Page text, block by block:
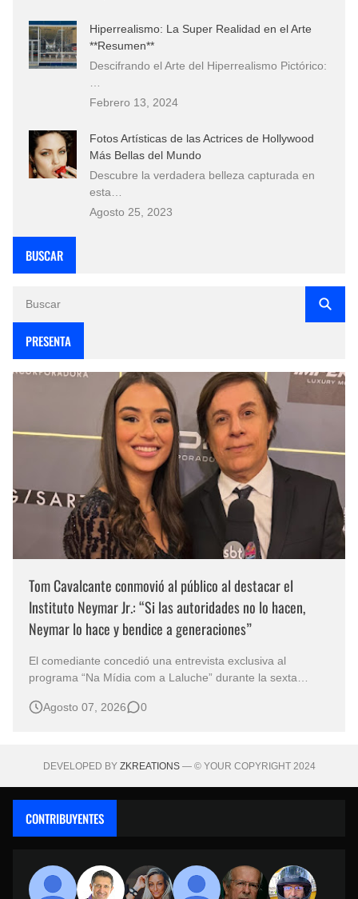
Hiperrealismo: La Super Realidad en el Arte
**Resumen**
Descifrando el Arte del Hiperrealismo Pictórico:
Febrero 13, 2024
Fotos Artísticas de las Actrices de Hollywood
Más Bellas del Mundo
Descubre la verdadera belleza capturada en
esta…
Agosto 25, 2023
BUSCAR
PRESENTA
Tom Cavalcante conmovió al público al destacar el
Instituto Neymar Jr.: “Si las autoridades no lo hacen,
Neymar lo hace y bendice a generaciones”
El comediante concedió una entrevista exclusiva al
programa “Na Mídia com a Laluche” durante la sexta
eventos benéficos más importantes de Brasil. En medio del
Agosto 07, 2026 0
DEVELOPED BY ZKREATIONS— © YOUR COPYRIGHT 2024
CONTRIBUYENTES